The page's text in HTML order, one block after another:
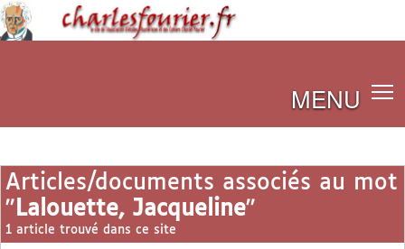
MENU
Articles/documents associés au mot
" Lalouette, Jacqueline"
1 article trouvé dans ce site